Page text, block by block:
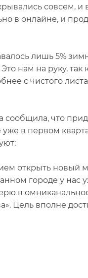
совсем, и
в онлайне, и
лишь 5%
нам на руку, так
с чистого
сообщила, что
уже в первом
открыть новый
городе у нас
в
Цель вполне